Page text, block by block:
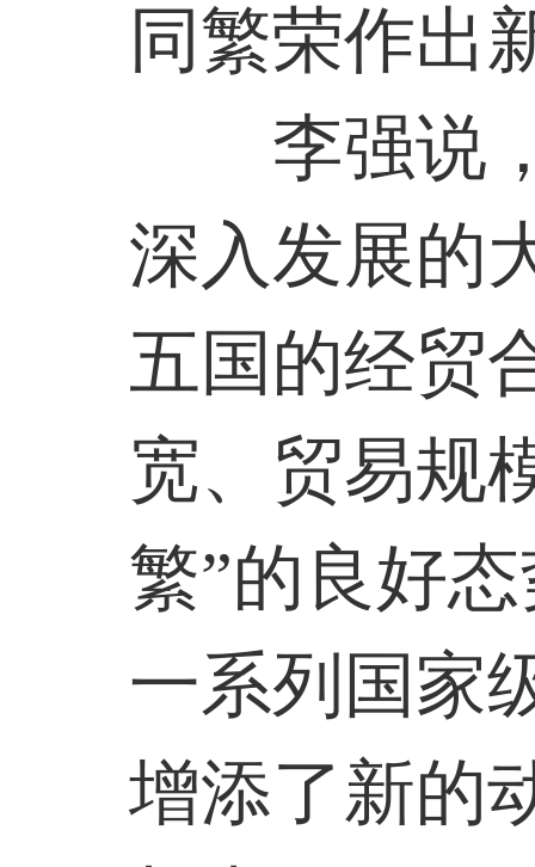
同繁荣作出
李强说，
深入发展的
五国的经贸
宽、贸易规
繁”的良好
一系列国家
增添了新的